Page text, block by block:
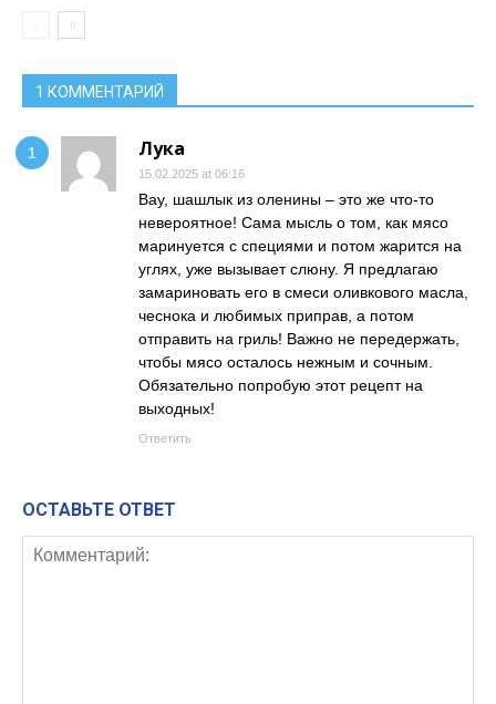
1 КОММЕНТАРИЙ
Лука
15.02.2025 at 06:16
Вау, шашлык из оленины – это же что-то
невероятное! Сама мысль о том, как мясо
маринуется с специями и потом жарится на
углях, уже вызывает слюну. Я предлагаю
замариновать его в смеси оливкового масла,
чеснока и любимых приправ, а потом
отправить на гриль! Важно не передержать,
чтобы мясо осталось нежным и сочным.
Обязательно попробую этот рецепт на
выходных!
Ответить
ОСТАВЬТЕ ОТВЕТ